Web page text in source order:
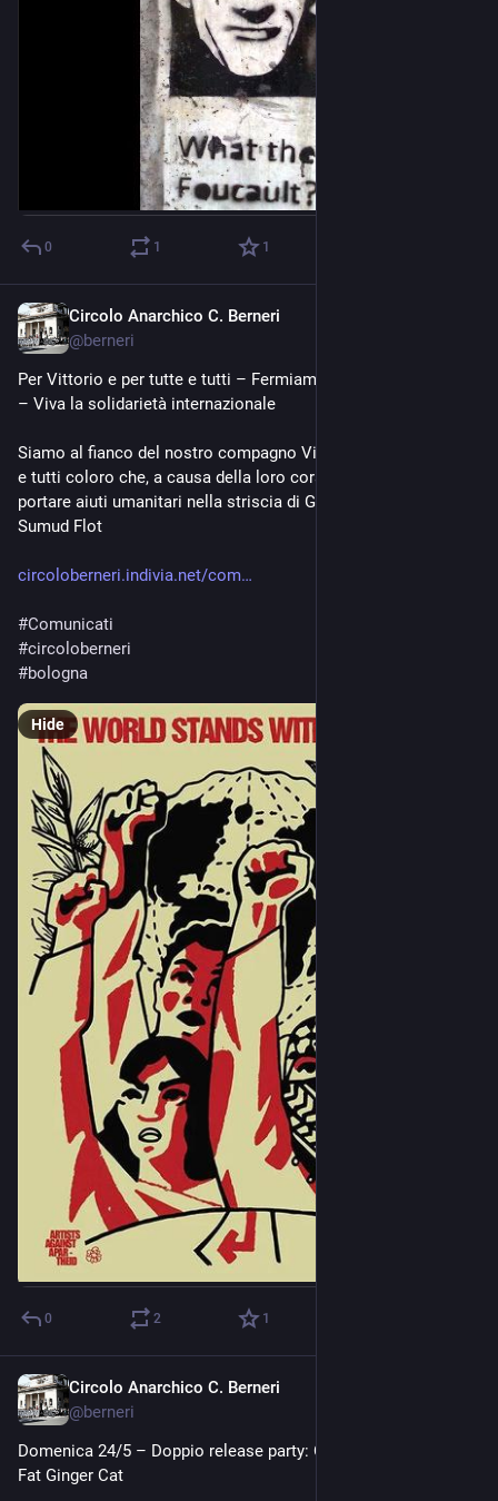
0 1 1
Circolo Anarchico C. Berneri
@berneri
Per Vittorio e per tutte e tutti – Fermiamo lo Stato israeliano
– Viva la solidarietà internazionale
Siamo al fianco del nostro compagno Vittorio Sergi e di tutte
e tutti coloro che, a causa della loro coraggiosa decisione di
portare aiuti umanitari nella striscia di Gaza con la Global
Sumud Flot
circoloberneri.indivia.net/com
#Comunicati
#circoloberneri
#bologna
Hide
0 2 1
Circolo Anarchico C. Berneri
@berneri
Domenica 24/5 – Doppio release party: One Hour Left + Super
Fat Ginger Cat